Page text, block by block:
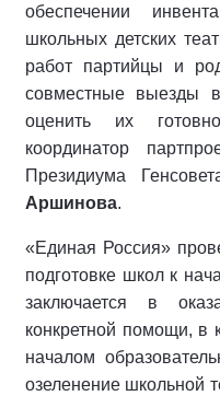
обеспечении
школьных детских
работ партийцы и
совместные выезды
оценить их
координатор
Президиума
Аршинова.
«Единая Россия»
подготовке школ к
заключается в
конкретной помощи, в
началом
озеленение школьной